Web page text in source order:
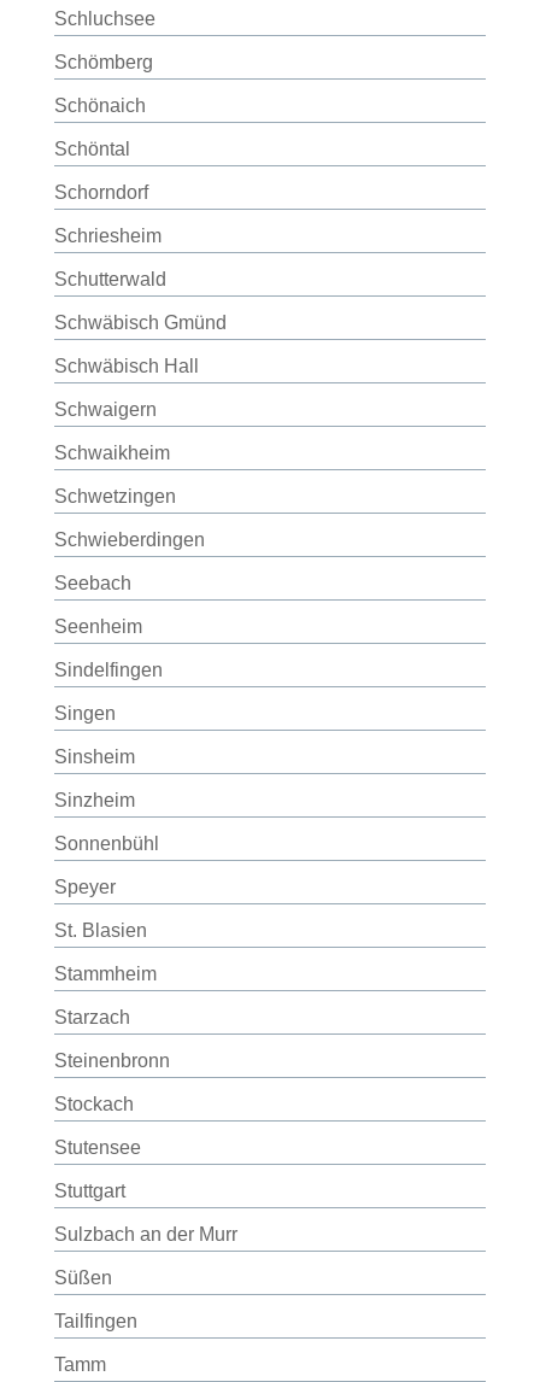
Schluchsee
Schömberg
Schönaich
Schöntal
Schorndorf
Schriesheim
Schutterwald
Schwäbisch Gmünd
Schwäbisch Hall
Schwaigern
Schwaikheim
Schwetzingen
Schwieberdingen
Seebach
Seenheim
Sindelfingen
Singen
Sinsheim
Sinzheim
Sonnenbühl
Speyer
St. Blasien
Stammheim
Starzach
Steinenbronn
Stockach
Stutensee
Stuttgart
Sulzbach an der Murr
Süßen
Tailfingen
Tamm